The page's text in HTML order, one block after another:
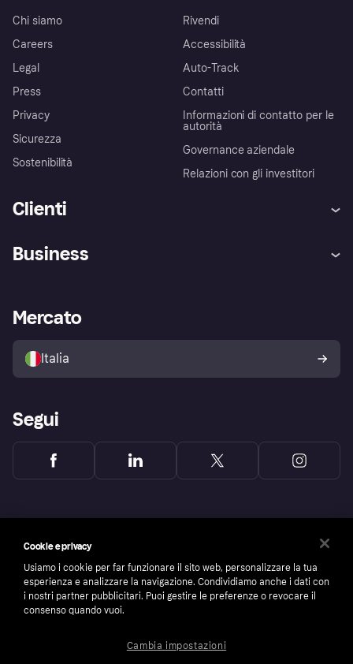
Chi siamo
Careers
Legal
Press
Privacy
Sicurezza
Sostenibilità
Rivendi
Accessibilità
Auto-Track
Contatti
Informazioni di contatto per le
autorità
Governance aziendale
Relazioni con gli investitori
Clienti
Esplora i negozi
Politica di protezione
dell'acquirente Klarna
Business
Accesso aziende
Mercato
Italia
Segui
Cookie e privacy
Usiamo i cookie per far funzionare il sito web, personalizzare la tua
esperienza e analizzare la navigazione. Condividiamo anche i dati con
i nostri partner pubblicitari. Puoi gestire le preferenze o revocare il
consenso quando vuoi.
Cambia impostazioni